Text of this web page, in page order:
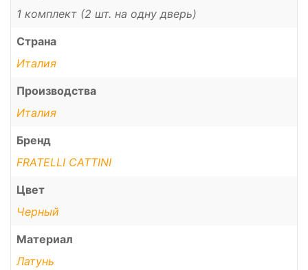
1 комплект (2 шт. на одну дверь)
Страна
Италия
Производства
Италия
Бренд
FRATELLI CATTINI
Цвет
Черный
Материал
Латунь